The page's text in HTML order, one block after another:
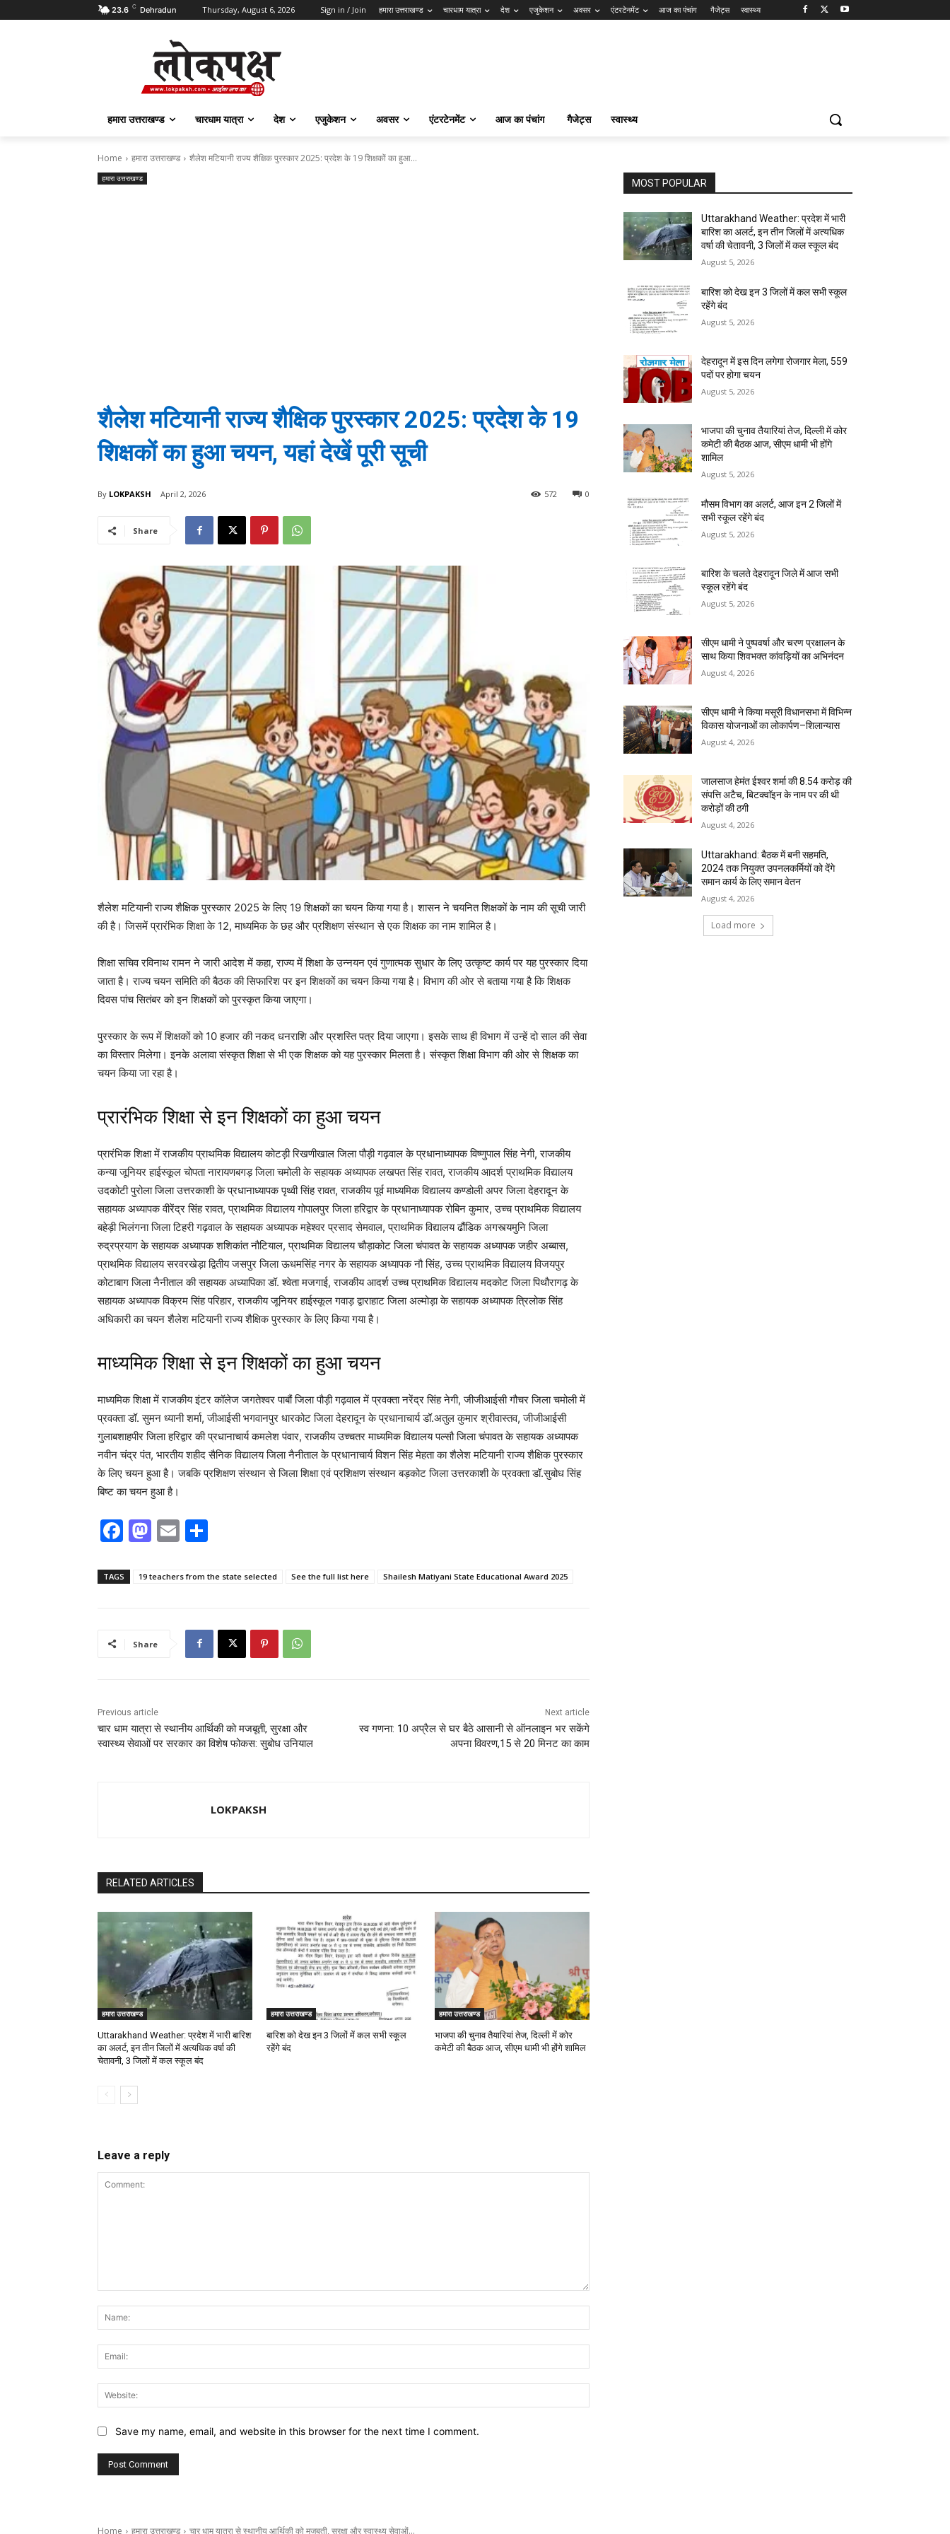
23.6 C Dehradun Thursday, August 6, 2026 Sign in / Join हमारा उत्तराखण्ड चारधाम यात्रा देश एजुकेशन अवसर एंटरटेनमेंट आज का पंचांग गैजेट्स स्वास्थ्य
हमारा उत्तराखण्ड चारधाम यात्रा देश एजुकेशन अवसर एंटरटेनमेंट आज का पंचांग गैजेट्स स्वास्थ्य
Home हमारा उत्तराखण्ड शैलेश मटियानी राज्य शैक्षिक पुरस्कार 2025: प्रदेश के 19 शिक्षकों का हुआ...
हमारा उत्तराखण्ड
शैलेश मटियानी राज्य शैक्षिक पुरस्कार 2025: प्रदेश के 19
शिक्षकों का हुआ चयन, यहां देखें पूरी सूची
By LOKPAKSH April 2, 2026 0
572
Share
शैलेश मटियानी राज्य शैक्षिक पुरस्कार 2025 के लिए 19 शिक्षकों का चयन किया गया है। शासन ने चयनित शिक्षकों के नाम की सूची जारी
की है। जिसमें प्रारंभिक शिक्षा के 12, माध्यमिक के छह और प्रशिक्षण संस्थान से एक शिक्षक का नाम शामिल है।
शिक्षा सचिव रविनाथ रामन ने जारी आदेश में कहा, राज्य में शिक्षा के उन्नयन एवं गुणात्मक सुधार के लिए उत्कृष्ट कार्य पर यह पुरस्कार दिया
जाता है। राज्य चयन समिति की बैठक की सिफारिश पर इन शिक्षकों का चयन किया गया है। विभाग की ओर से बताया गया है कि शिक्षक
दिवस पांच सितंबर को इन शिक्षकों को पुरस्कृत किया जाएगा।
पुरस्कार के रूप में शिक्षकों को 10 हजार की नकद धनराशि और प्रशस्ति पत्र दिया जाएगा। इसके साथ ही विभाग में उन्हें दो साल की सेवा
का विस्तार मिलेगा। इनके अलावा संस्कृत शिक्षा से भी एक शिक्षक को यह पुरस्कार मिलता है। संस्कृत शिक्षा विभाग की ओर से शिक्षक का
चयन किया जा रहा है।
प्रारंभिक शिक्षा से इन शिक्षकों का हुआ चयन
प्रारंभिक शिक्षा में राजकीय प्राथमिक विद्यालय कोटड़ी रिखणीखाल जिला पौड़ी गढ़वाल के प्रधानाध्यापक विष्णुपाल सिंह नेगी, राजकीय
कन्या जूनियर हाईस्कूल चोपता नारायणबगड़ जिला चमोली के सहायक अध्यापक लखपत सिंह रावत, राजकीय आदर्श प्राथमिक विद्यालय
उदकोटी पुरोला जिला उत्तरकाशी के प्रधानाध्यापक पृथ्वी सिंह रावत, राजकीय पूर्व माध्यमिक विद्यालय कण्डोली अपर जिला देहरादून के
सहायक अध्यापक वीरेंद्र सिंह रावत, प्राथमिक विद्यालय गोपालपुर जिला हरिद्वार के प्रधानाध्यापक रोबिन कुमार, उच्च प्राथमिक विद्यालय
बहेड़ी भिलंगना जिला टिहरी गढ़वाल के सहायक अध्यापक महेश्वर प्रसाद सेमवाल, प्राथमिक विद्यालय ढौंडिक अगस्त्यमुनि जिला
रुद्रप्रयाग के सहायक अध्यापक शशिकांत नौटियाल, प्राथमिक विद्यालय चौड़ाकोट जिला चंपावत के सहायक अध्यापक जहीर अब्बास,
प्राथमिक विद्यालय सरवरखेड़ा द्वितीय जसपुर जिला ऊधमसिंह नगर के सहायक अध्यापक नौ सिंह, उच्च प्राथमिक विद्यालय विजयपुर
कोटाबाग जिला नैनीताल की सहायक अध्यापिका डॉ. श्वेता मजगाई, राजकीय आदर्श उच्च प्राथमिक विद्यालय मदकोट जिला पिथौरागढ़ के
सहायक अध्यापक विक्रम सिंह परिहार, राजकीय जूनियर हाईस्कूल गवाड़ द्वाराहाट जिला अल्मोड़ा के सहायक अध्यापक त्रिलोक सिंह
अधिकारी का चयन शैलेश मटियानी राज्य शैक्षिक पुरस्कार के लिए किया गया है।
माध्यमिक शिक्षा से इन शिक्षकों का हुआ चयन
माध्यमिक शिक्षा में राजकीय इंटर कॉलेज जगतेश्वर पाबौं जिला पौड़ी गढ़वाल में प्रवक्ता नरेंद्र सिंह नेगी, जीजीआईसी गौचर जिला चमोली में
प्रवक्ता डॉ. सुमन ध्यानी शर्मा, जीआईसी भगवानपुर धारकोट जिला देहरादून के प्रधानाचार्य डॉ.अतुल कुमार श्रीवास्तव, जीजीआईसी
गुलाबशाहपीर जिला हरिद्वार की प्रधानाचार्य कमलेश पंवार, राजकीय उच्चतर माध्यमिक विद्यालय पल्सौ जिला चंपावत के सहायक अध्यापक
नवीन चंद्र पंत, भारतीय शहीद सैनिक विद्यालय जिला नैनीताल के प्रधानाचार्य विशन सिंह मेहता का शैलेश मटियानी राज्य शैक्षिक पुरस्कार
के लिए चयन हुआ है। जबकि प्रशिक्षण संस्थान से जिला शिक्षा एवं प्रशिक्षण संस्थान बड़कोट जिला उत्तरकाशी के प्रवक्ता डॉ.सुबोध सिंह
बिष्ट का चयन हुआ है।
F
c
o
M
st
o
E
ai ar
TAGS 19 teachers from the state selected See the full list here Shailesh Matiyani State Educational Award 2025
Share
Previous article
चार धाम यात्रा से स्थानीय आर्थिकी को मजबूती, सुरक्षा और
स्वास्थ्य सेवाओं पर सरकार का विशेष फोकस: सुबोध उनियाल
Next article
स्व गणना: 10 अप्रैल से घर बैठे आसानी से ऑनलाइन भर सकेंगे
अपना विवरण,15 से 20 मिनट का काम
LOKPAKSH
RELATED ARTICLES
हमारा उत्तराखण्ड
Uttarakhand Weather: प्रदेश में भारी बारिश
का अलर्ट, इन तीन जिलों में अत्यधिक वर्षा की
चेतावनी, 3 जिलों में कल स्कूल बंद
हमारा उत्तराखण्ड
बारिश को देख इन 3 जिलों में कल सभी स्कूल
रहेंगे बंद
हमारा उत्तराखण्ड
भाजपा की चुनाव तैयारियां तेज, दिल्ली में कोर
कमेटी की बैठक आज, सीएम धामी भी होंगे शामिल
Leave a reply
Save my name, email, and website in this browser for the next time I comment.
MOST POPULAR
Uttarakhand Weather: प्रदेश में भारी
बारिश का अलर्ट, इन तीन जिलों में अत्यधिक
वर्षा की चेतावनी, 3 जिलों में कल स्कूल बंद
August 5, 2026
बारिश को देख इन 3 जिलों में कल सभी स्कूल
रहेंगे बंद
August 5, 2026
देहरादून में इस दिन लगेगा रोजगार मेला, 559
पदों पर होगा चयन
August 5, 2026
भाजपा की चुनाव तैयारियां तेज, दिल्ली में कोर
कमेटी की बैठक आज, सीएम धामी भी होंगे
शामिल
August 5, 2026
मौसम विभाग का अलर्ट, आज इन 2 जिलों में
सभी स्कूल रहेंगे बंद
August 5, 2026
बारिश के चलते देहरादून जिले में आज सभी
स्कूल रहेंगे बंद
August 5, 2026
सीएम धामी ने पुष्पवर्षा और चरण प्रक्षालन के
साथ किया शिवभक्त कांवड़ियों का अभिनंदन
August 4, 2026
सीएम धामी ने किया मसूरी विधानसभा में विभिन्न
विकास योजनाओं का लोकार्पण–शिलान्यास
August 4, 2026
जालसाज हेमंत ईश्वर शर्मा की 8.54 करोड़ की
संपत्ति अटैच, बिटक्वाॅइन के नाम पर की थी
करोड़ों की ठगी
August 4, 2026
Uttarakhand: बैठक में बनी सहमति,
2024 तक नियुक्त उपनलकर्मियों को देंगे
समान कार्य के लिए समान वेतन
August 4, 2026
Load more